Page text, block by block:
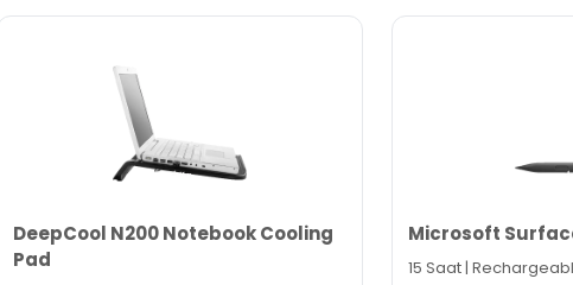
DeepCool N200 Notebook Cooling
Pad
Microsoft
15 Saat |